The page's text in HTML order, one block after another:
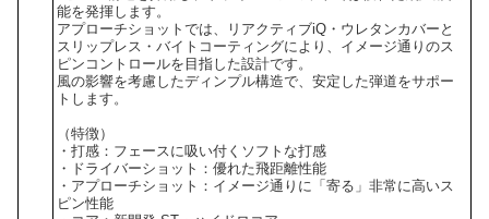
能を発揮します。
アプローチショットでは、リアクティブiQ・ウレタンカバーと
スリップレス・バイトコーティングにより、イメージ通りのス
ピンコントロールを目指した設計です。
風の影響を考慮したディンプル構造で、安定した弾道をサポー
トします。
（特徴）
・打感：フェースに吸い付くソフトな打感
・ドライバーショット：優れた飛距離性能
・アプローチショット：イメージ通りに「寄る」非常に高いス
ピン性能